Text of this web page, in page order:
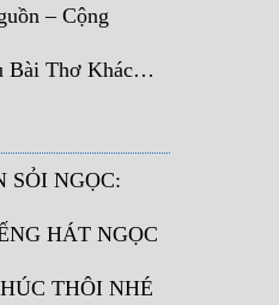
– Cộng
Bài Thơ Khác…
SỎI NGỌC:
HÁT NGỌC
THÔI NHÉ